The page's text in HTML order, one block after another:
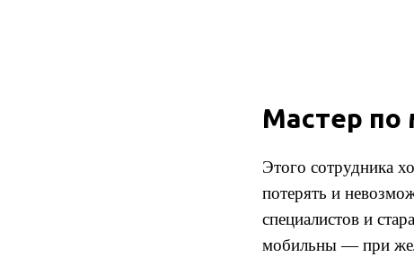
Мастер
Этого сотрудника
потерять и
специалистов и
мобильны — при